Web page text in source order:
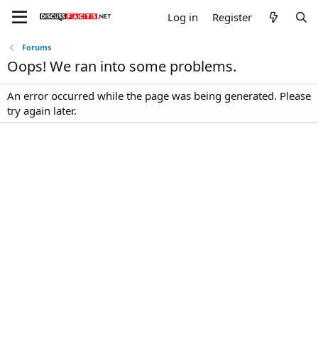
Log in Register
Forums
Oops! We ran into some problems.
An error occurred while the page was being generated. Please
try again later.